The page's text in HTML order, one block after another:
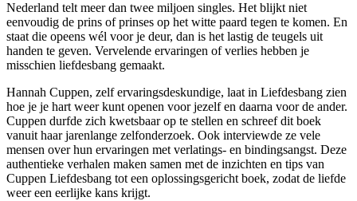
Nederland telt meer dan twee miljoen singles. Het blijkt niet
eenvoudig de prins of prinses op het witte paard tegen te komen. En
staat die opeens wél voor je deur, dan is het lastig de teugels uit
handen te geven. Vervelende ervaringen of verlies hebben je
misschien liefdesbang gemaakt.
Hannah Cuppen, zelf ervaringsdeskundige, laat in Liefdesbang zien
hoe je je hart weer kunt openen voor jezelf en daarna voor de ander.
Cuppen durfde zich kwetsbaar op te stellen en schreef dit boek
vanuit haar jarenlange zelfonderzoek. Ook interviewde ze vele
mensen over hun ervaringen met verlatings- en bindingsangst. Deze
authentieke verhalen maken samen met de inzichten en tips van
Cuppen Liefdesbang tot een oplossingsgericht boek, zodat de liefde
weer een eerlijke kans krijgt.